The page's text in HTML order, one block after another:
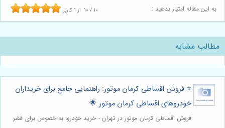
به این مقاله امتیاز بدهید : 10 / 10 از 1 کاربر
مطالب مشابه
⭐️ فروش اقساطی کرمان موتور: راهنمایی جامع برای خریداران
خودروهای اقساطی کرمان موتور 🌟
فروش اقساطی کرمان موتور در تهران - خرید خودرو، به خصوص برای قشر